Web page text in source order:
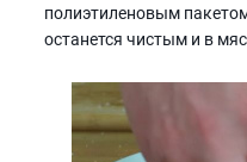
полиэтиленовым
останется чистым и в